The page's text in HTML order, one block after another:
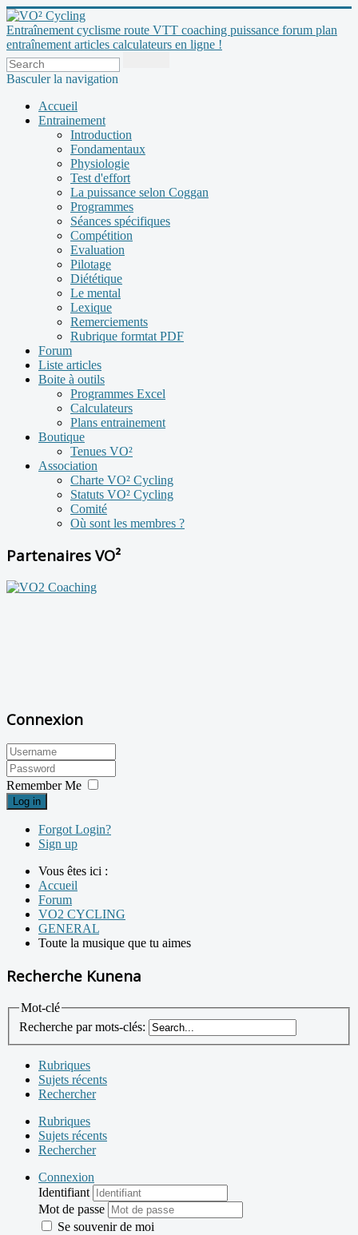
Entraînement cyclisme route VTT coaching puissance forum plan
entraînement articles calculateurs en ligne !
Basculer la navigation
Accueil
Entrainement
Introduction
Fondamentaux
Physiologie
Test d'effort
La puissance selon Coggan
Programmes
Séances spécifiques
Compétition
Evaluation
Pilotage
Diététique
Le mental
Lexique
Remerciements
Rubrique formtat PDF
Forum
Liste articles
Boite à outils
Programmes Excel
Calculateurs
Plans entrainement
Boutique
Tenues VO²
Association
Charte VO² Cycling
Statuts VO² Cycling
Comité
Où sont les membres ?
Partenaires VO²
Connexion
Remember Me
Log in
Forgot Login?
Sign up
Vous êtes ici :
Accueil
Forum
VO2 CYCLING
GENERAL
Toute la musique que tu aimes
Recherche Kunena
Mot-clé
Recherche par mots-clés:
Rubriques
Sujets récents
Rechercher
Rubriques
Sujets récents
Rechercher
Connexion
Identifiant
Mot de passe
Se souvenir de moi